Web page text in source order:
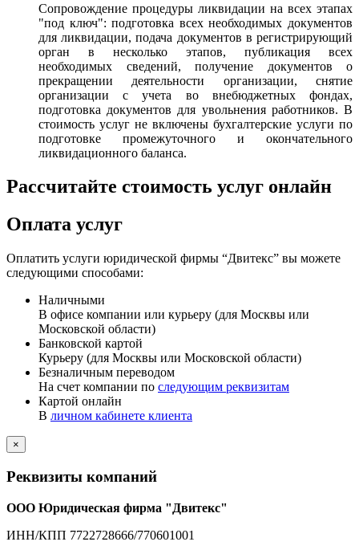
Сопровождение процедуры ликвидации на всех этапах
"под ключ": подготовка всех необходимых документов
для ликвидации, подача документов в регистрирующий
орган в несколько этапов, публикация всех
необходимых сведений, получение документов о
прекращении деятельности организации, снятие
организации с учета во внебюджетных фондах,
подготовка документов для увольнения работников. В
стоимость услуг не включены бухгалтерские услуги по
подготовке промежуточного и окончательного
ликвидационного баланса.
Рассчитайте стоимость услуг онлайн
Оплата услуг
Оплатить услуги юридической фирмы “Двитекс” вы можете
следующими способами:
Наличными
В офисе компании или курьеру (для Москвы или
Московской области)
Банковской картой
Курьеру (для Москвы или Московской области)
Безналичным переводом
На счет компании по следующим реквизитам
Картой онлайн
В личном кабинете клиента
×
Реквизиты компаний
ООО Юридическая фирма "Двитекс"
ИНН/КПП 7722728666/770601001